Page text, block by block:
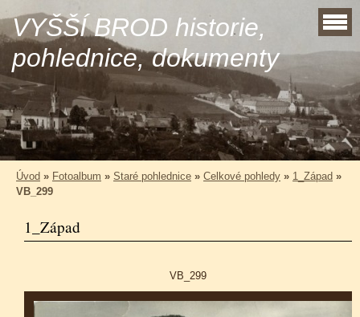
VYŠŠÍ BROD historie,
pohlednice, dokumenty
Úvod » Fotoalbum » Staré pohlednice » Celkové pohledy » 1_Západ »
VB_299
1_Západ
VB_299